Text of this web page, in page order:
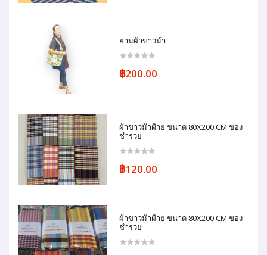
ย่ามผ้าขาวม้า
฿200.00
ผ้าขาวม้าฝ้าย ขนาด 80X200 CM ของ
ชำร่วย
฿120.00
ผ้าขาวม้าฝ้าย ขนาด 80X200 CM ของ
ชำร่วย